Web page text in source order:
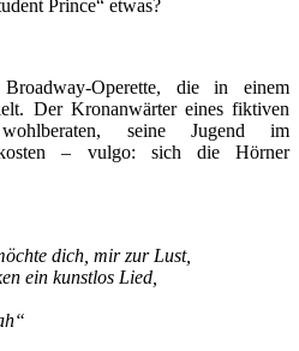
Prince“ etwas?
Operette, die in einem
Der Kronanwärter eines fiktiven
seine Jugend im
– vulgo: sich die Hörner
dich, mir zur Lust,
ein kunstlos Lied,